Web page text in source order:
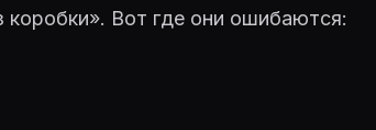
коробки». Вот где они ошибаются: